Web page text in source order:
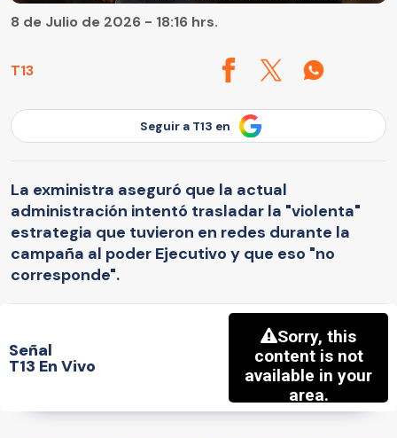
T13
8 de Julio de 2026 - 18:16 hrs.
Seguir a T13 en
La exministra aseguró que la actual
administración intentó trasladar la "violenta"
estrategia que tuvieron en redes durante la
campaña al poder Ejecutivo y que eso "no
corresponde".
Señal
T13 En Vivo